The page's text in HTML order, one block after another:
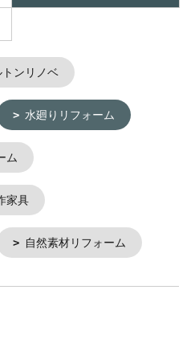
トンリノベ
水廻りリフォーム
ム
家具
自然素材リフォーム